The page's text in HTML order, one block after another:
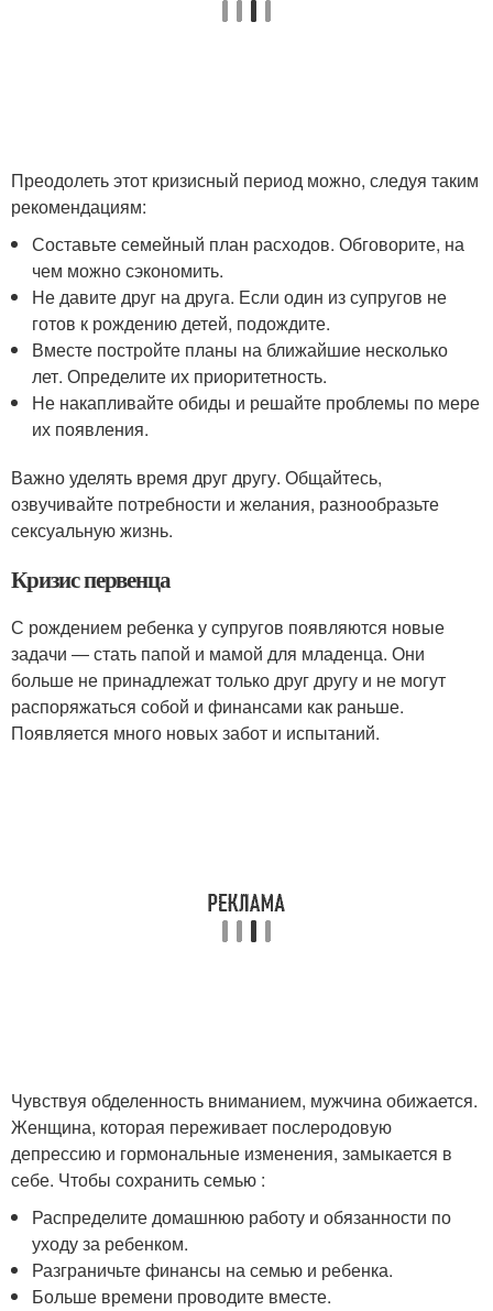
Преодолеть этот кризисный период можно, следуя таким
рекомендациям:
Составьте семейный план расходов. Обговорите, на
чем можно сэкономить.
Не давите друг на друга. Если один из супругов не
готов к рождению детей, подождите.
Вместе постройте планы на ближайшие несколько
лет. Определите их приоритетность.
Не накапливайте обиды и решайте проблемы по мере
их появления.
Важно уделять время друг другу. Общайтесь,
озвучивайте потребности и желания, разнообразьте
сексуальную жизнь.
Кризис первенца
С рождением ребенка у супругов появляются новые
задачи ― стать папой и мамой для младенца. Они
больше не принадлежат только друг другу и не могут
распоряжаться собой и финансами как раньше.
Появляется много новых забот и испытаний.
Чувствуя обделенность вниманием, мужчина обижается.
Женщина, которая переживает послеродовую
депрессию и гормональные изменения, замыкается в
себе. Чтобы сохранить семью :
Распределите домашнюю работу и обязанности по
уходу за ребенком.
Разграничьте финансы на семью и ребенка.
Больше времени проводите вместе.